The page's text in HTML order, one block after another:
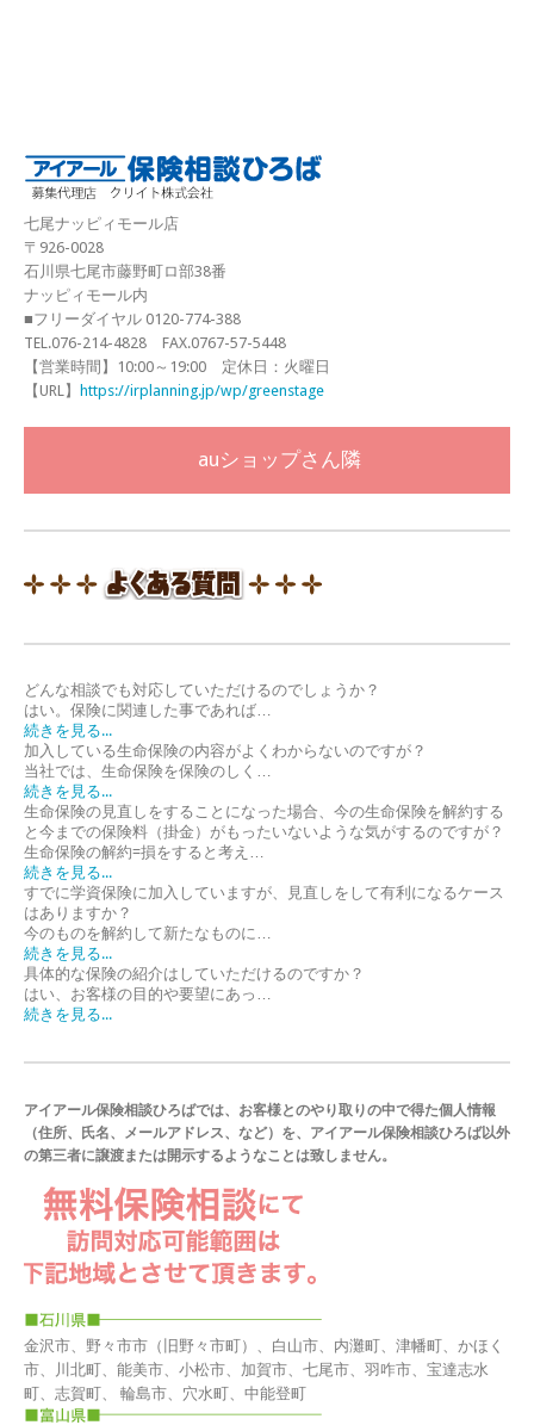
七尾ナッピィモール店
〒926-0028
石川県七尾市藤野町ロ部38番
ナッピィモール内
■フリーダイヤル 0120-774-388
TEL.076-214-4828 FAX.0767-57-5448
【営業時間】10:00～19:00 定休日：火曜日
【URL】 https://irplanning.jp/wp/greenstage
auショップさん隣
どんな相談でも対応していただけるのでしょうか？
はい。保険に関連した事であれば…
続きを見る...
加入している生命保険の内容がよくわからないのですが？
当社では、生命保険を保険のしく…
続きを見る...
生命保険の見直しをすることになった場合、今の生命保険を解約する
と今までの保険料（掛金）がもったいないような気がするのですが？
生命保険の解約=損をすると考え…
続きを見る...
すでに学資保険に加入していますが、見直しをして有利になるケース
はありますか？
今のものを解約して新たなものに…
続きを見る...
具体的な保険の紹介はしていただけるのですか？
はい、お客様の目的や要望にあっ…
続きを見る...
アイアール保険相談ひろばでは、お客様とのやり取りの中で得た個人情報
（住所、氏名、メールアドレス、など）を、アイアール保険相談ひろば以外
の第三者に譲渡または開示するようなことは致しません。
金沢市、野々市市（旧野々市町）、白山市、内灘町、津幡町、かほく
市、川北町、能美市、小松市、加賀市、七尾市、羽咋市、宝達志水
町、志賀町、 輪島市、穴水町、中能登町